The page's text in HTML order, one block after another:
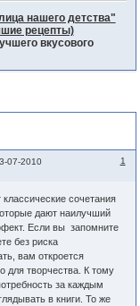
нашего детства"
рецепты)
вкусового
1
07-2010
сочетания
дают наилучший
Если вы запомните
без риска
вам откроется
для творчества. К тому
за каждым
в книги. То же